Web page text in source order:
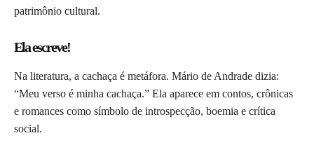
patrimônio cultural.
Ela escreve!
Na literatura, a cachaça é metáfora. Mário de Andrade dizia:
“Meu verso é minha cachaça.” Ela aparece em contos, crônicas
e romances como símbolo de introspecção, boemia e crítica
social.